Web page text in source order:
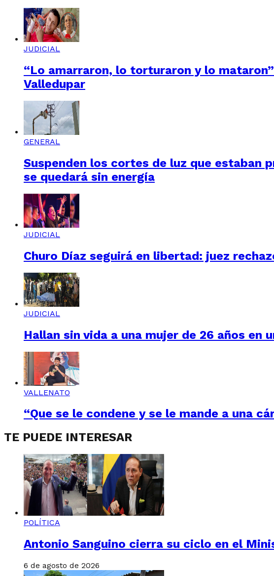
JUDICIAL
“Lo amarraron, lo torturaron y lo
Valledupar
GENERAL
Suspenden los cortes de luz que estaban
se quedará sin energía
JUDICIAL
Churo Díaz seguirá en libertad: juez
JUDICIAL
Hallan sin vida a una mujer de 26 años en
VALLENATO
“Que se le condene y se le mande a una
TE PUEDE INTERESAR
POLÍTICA
Antonio Sanguino cierra su ciclo en el
6 de agosto de 2026